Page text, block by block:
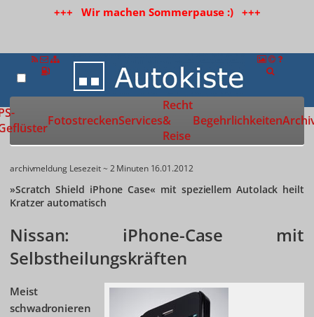
+++ Wir machen Sommerpause :) +++
Zur Startseite
FotostreckenServices
Recht
&
Reise
Begehrlichkeiten
archivmeldung Lesezeit ~ 2 Minuten 16.01.2012
»Scratch Shield iPhone Case« mit speziellem Autolack heilt
Kratzer automatisch
Nissan: iPhone-Case mit
Selbstheilungskräften
Meist
schwadronieren